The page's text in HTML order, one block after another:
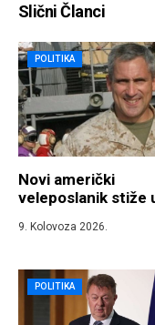
Slični Članci
POLITIKA
Novi američki
veleposlanik stiže
9. Kolovoza 2026.
POLITIKA